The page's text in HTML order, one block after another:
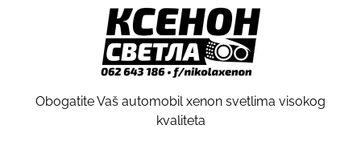
Obogatite Vaš automobil xenon svetlima visokog
kvaliteta